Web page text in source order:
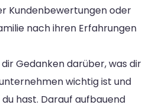
Kundenbewertungen oder
nach ihren Erfahrungen
Gedanken darüber, was dir
wichtig ist und
hast. Darauf aufbauend